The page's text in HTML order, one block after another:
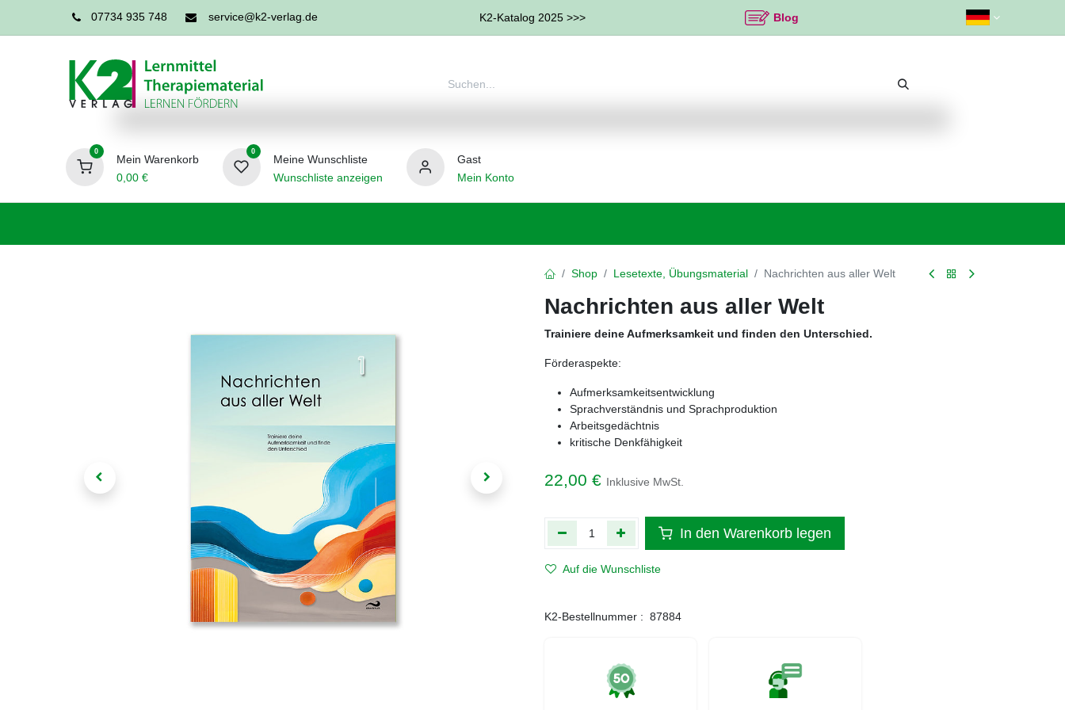
07734 935 748 service@k2-verlag.de K2-Katalog 2025 >>> Blog
0
Mein Warenkorb
0,00€
0
Meine Wunschliste
Wunschliste anzeigen
Gast
Mein Konto
Shop Lesetexte, Übungsmaterial Nachrichten aus aller Welt
Nachrichten aus aller Welt
Trainiere deine Aufmerksamkeit und finden den Unterschied.
Förderaspekte:
Aufmerksamkeitsentwicklung
Sprachverständnis und Sprachproduktion
Arbeitsgedächtnis
kritische Denkfähigkeit
22,00 € Inklusive MwSt.
In den Warenkorb legen
Auf die Wunschliste
K2-Bestellnummer : 87884